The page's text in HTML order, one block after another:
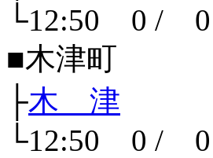
└12:50 0 / 0
■木津町
├木 津
└12:50 0 / 0